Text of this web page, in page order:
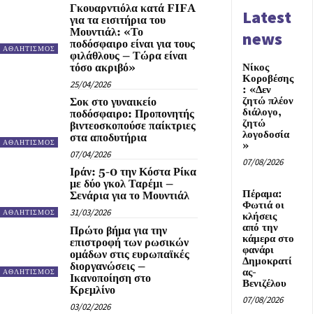
ΑΘΛΗΤΙΣΜΟΣ
Γκουαρντιόλα κατά FIFA
για τα εισιτήρια του
Μουντιάλ: «Το
ποδόσφαιρο είναι για τους
φιλάθλους – Τώρα είναι
τόσο ακριβό»
25/04/2026
ΑΘΛΗΤΙΣΜΟΣ
Σοκ στο γυναικείο
ποδόσφαιρο: Προπονητής
βιντεοσκοπούσε παίκτριες
στα αποδυτήρια
07/04/2026
ΑΘΛΗΤΙΣΜΟΣ
Ιράν: 5-0 την Κόστα Ρίκα
με δύο γκολ Ταρέμι –
Σενάρια για το Μουντιάλ
31/03/2026
ΑΘΛΗΤΙΣΜΟΣ
Πρώτο βήμα για την
επιστροφή των ρωσικών
ομάδων στις ευρωπαϊκές
διοργανώσεις –
Ικανοποίηση στο
Κρεμλίνο
03/02/2026
Latest
news
Νίκος
Κοροβέσης
: «Δεν
ζητώ πλέον
διάλογο,
ζητώ
λογοδοσία
»
07/08/2026
Πέραμα:
Φωτιά οι
κλήσεις
από την
κάμερα στο
φανάρι
Δημοκρατί
ας-
Βενιζέλου
07/08/2026